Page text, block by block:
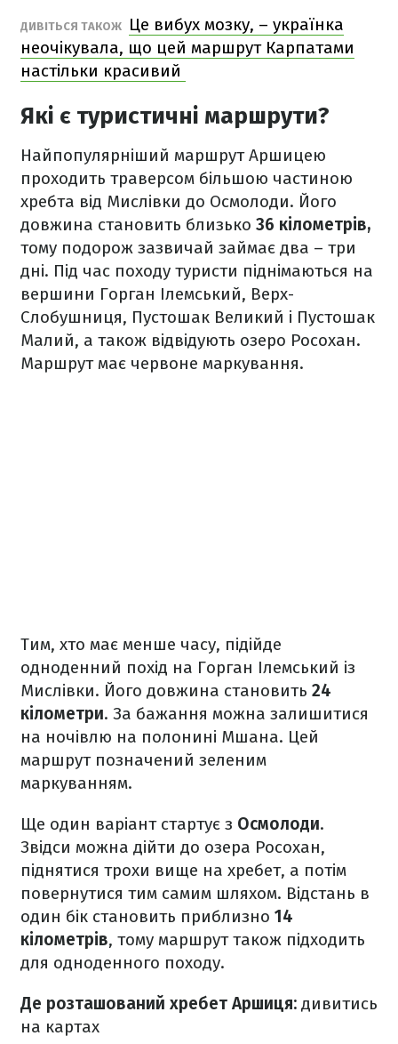
ДИВІТЬСЯ ТАКОЖ
Це вибух мозку, – українка
неочікувала, що цей маршрут Карпатами
настільки красивий
Які є туристичні маршрути?
Найпопулярніший маршрут Аршицею
проходить траверсом більшою частиною
хребта від Мислівки до Осмолоди. Його
довжина становить близько 36 кілометрів,
тому подорож зазвичай займає два – три
дні. Під час походу туристи піднімаються на
вершини Горган Ілемський, Верх-
Слобушниця, Пустошак Великий і Пустошак
Малий, а також відвідують озеро Росохан.
Маршрут має червоне маркування.
Тим, хто має менше часу, підійде
одноденний похід на Горган Ілемський із
Мислівки. Його довжина становить 24
кілометри. За бажання можна залишитися
на ночівлю на полонині Мшана. Цей
маршрут позначений зеленим
маркуванням.
Ще один варіант стартує з Осмолоди.
Звідси можна дійти до озера Росохан,
піднятися трохи вище на хребет, а потім
повернутися тим самим шляхом. Відстань в
один бік становить приблизно 14
кілометрів, тому маршрут також підходить
для одноденного походу.
Де розташований хребет Аршиця: дивитись
на картах